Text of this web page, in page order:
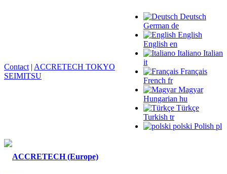
Deutsch
German de
English
English en
Italiano Italian
it
Français
French fr
Magyar
Hungarian hu
Türkçe
Turkish tr
polski Polish pl
Contact | ACCRETECH TOKYO
SEIMITSU